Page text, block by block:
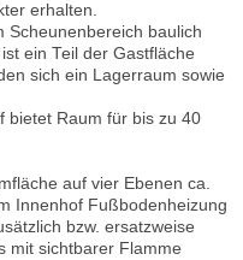
erhalten.
Scheunenbereich baulich
ein Teil der Gastfläche
sich ein Lagerraum sowie
bietet Raum für bis zu 40
auf vier Ebenen ca.
Innenhof Fußbodenheizung
bzw. ersatzweise
mit sichtbarer Flamme